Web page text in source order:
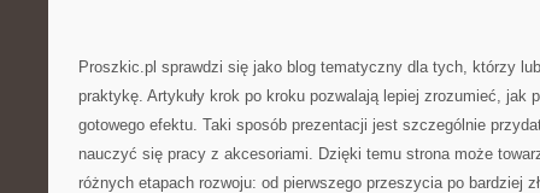
Proszkic.pl sprawdzi się jako blog tematyczny dla tych, którzy
praktykę. Artykuły krok po kroku pozwalają lepiej zrozumieć, jak
gotowego efektu. Taki sposób prezentacji jest szczególnie
nauczyć się pracy z akcesoriami. Dzięki temu strona może
różnych etapach rozwoju: od pierwszego przeszycia po bardziej